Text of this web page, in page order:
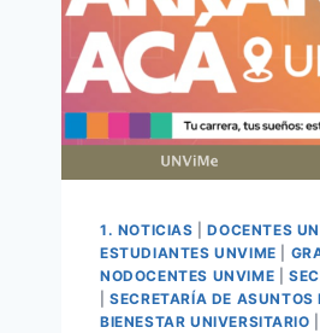
1. NOTICIAS |DOCENTES
ESTUDIANTES UNVIME
NODOCENTES UNVIME
|SECRETARÍA DE
BIENESTAR UNIVERSITARIO